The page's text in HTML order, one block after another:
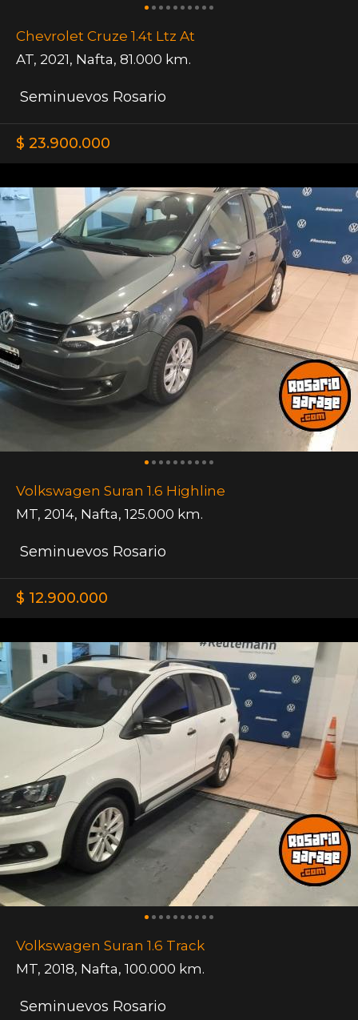
Chevrolet Cruze 1.4t Ltz At
AT, 2021, Nafta, 81.000 km.
Seminuevos Rosario
$ 23.900.000
Volkswagen Suran 1.6 Highline
MT, 2014, Nafta, 125.000 km.
Seminuevos Rosario
$ 12.900.000
Volkswagen Suran 1.6 Track
MT, 2018, Nafta, 100.000 km.
Seminuevos Rosario